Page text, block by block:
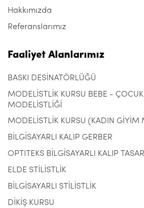
Hakkımızda
Referanslarımız
Faaliyet Alanlarımız
BASKI DESİNATÖRLÜĞÜ
MODELİSTLİK KURSU BEBE -
MODELİSTLİĞİ
MODELİSTLİK KURSU (KADIN GİYİM
BİLGİSAYARLI KALIP GERBER
OPTITEKS BİLGİSAYARLI KALIP
ELDE STİLİSTLİK
BİLGİSAYARLI STİLİSTLİK
DİKİŞ KURSU